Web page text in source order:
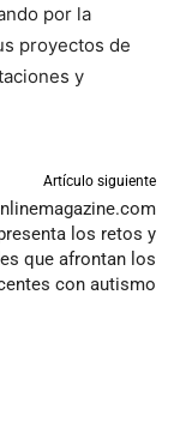
por la
proyectos de
y
Artículo siguiente
los retos y
que afrontan los
con autismo